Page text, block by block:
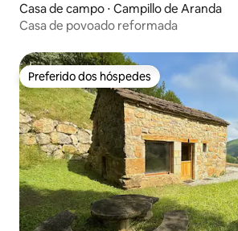
Casa de campo ⋅ Campillo de Aranda
Casa de povoado reformada
Preferido dos hóspedes
Preferido dos hóspedes